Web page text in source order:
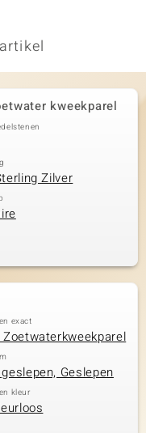
kweekparel
Zilver
exact
Geslepen
kleur